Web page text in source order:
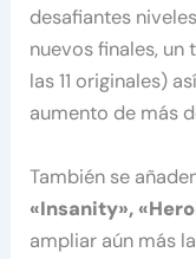
desafiantes
nuevos finales, un
las 11 originales)
aumento de más
También se
«Insanity»,
ampliar aún más